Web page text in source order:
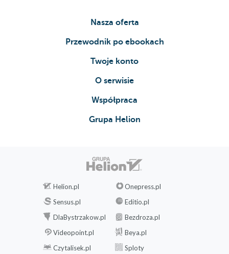
Nasza oferta
Przewodnik po ebookach
Twoje konto
O serwisie
Współpraca
Grupa Helion
Helion.pl
Onepress.pl
Sensus.pl
Editio.pl
DlaBystrzakow.pl
Bezdroza.pl
Videopoint.pl
Beya.pl
Czytalisek.pl
Sploty